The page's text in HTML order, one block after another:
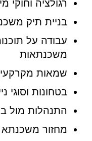
רגולציה וחוקי
בניית תיק
עבודה על
משכנתאות
שמאות
בטחונות וסוגי
התנהלות מול
מחזור משכנתא